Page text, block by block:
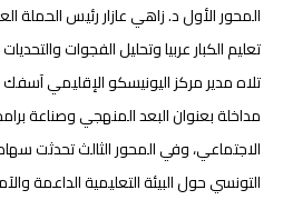
المحور الأول د. زاهي عازار رئيس الحملة
تعليم الكبار عربيا وتحليل الفجوات
تلاه مدير مركز اليونيسكو الإقليمي
مداخلة بعنوان البعد المنهجي وصناعة
الاجتماعي، وفي المحور الثالث تحدثت
التونسي حول البيئة التعليمية الداعمة